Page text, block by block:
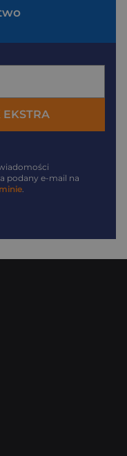
podany e-mail na
.